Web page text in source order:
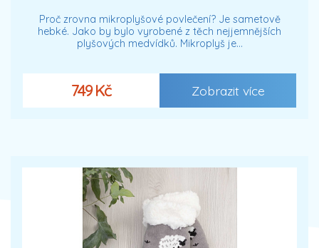
Proč zrovna mikroplyšové povlečení? Je sametově
hebké. Jako by bylo vyrobené z těch nejjemnějších
plyšových medvídků. Mikroplyš je…
749 Kč Zobrazit více